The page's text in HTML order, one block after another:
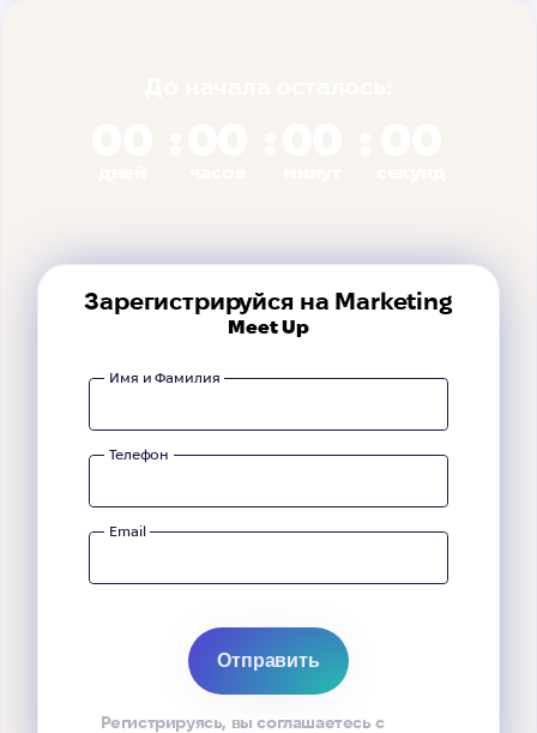
Зарегистрируйся на Marketing
Meet Up
Имя и Фамилия
Телефон
Email
Регистрируясь, вы соглашаетесь с